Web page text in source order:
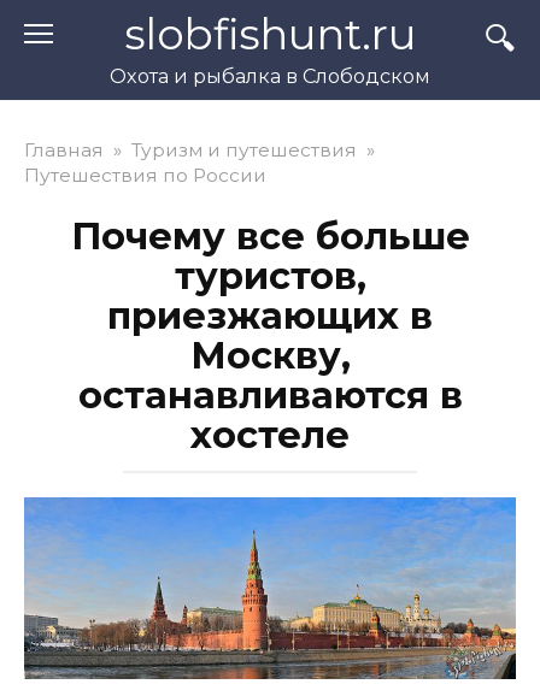
slobfishunt.ru
Охота и рыбалка в Слободском
Главная » Туризм и путешествия »
Путешествия по России
Почему все больше
туристов,
приезжающих в
Москву,
останавливаются в
хостеле